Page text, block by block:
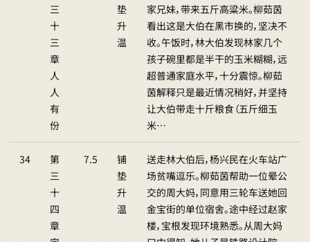
三
十
三
章
人
人
有
份
垫
升
温
家兄妹，带来五斤高粱米。柳茹茵
看出这是大伯在黑市换的，坚决不
收。午饭时，林大伯发现林家几个
孩子碗里都是半干的玉米糊糊，远
超普通家庭水平，十分震惊。柳茹
茵解释只是最近情况稍好，并坚持
让大伯带走十斤粮食（五斤细玉
米…
34
第
三
十
四
章
7.5
铺
垫
升
温
送走林大伯后，杨兴民在火车站广
场贫嘴逗乐。柳茹茵帮助一位晕公
交的周大妈，同意用三轮车送她回
金宝街的单位宿舍。途中经过赵家
楼，宝根发现环境熟悉。从周大妈